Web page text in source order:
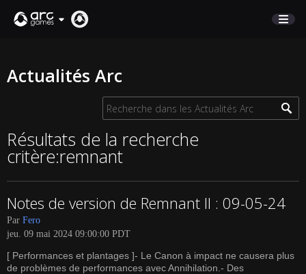
SUPPORT
Français
Italiano
Pусский
Español
Actualités Arc
Résultats de la recherche
critère:remnant
Notes de version de Remnant II : 09-05-24
Par Fero
jeu. 09 mai 2024 09:00:00 PDT
[ Performances et plantages ]- Le Canon à impact ne causera plus
de problèmes de performances avec Annihilation.- Des